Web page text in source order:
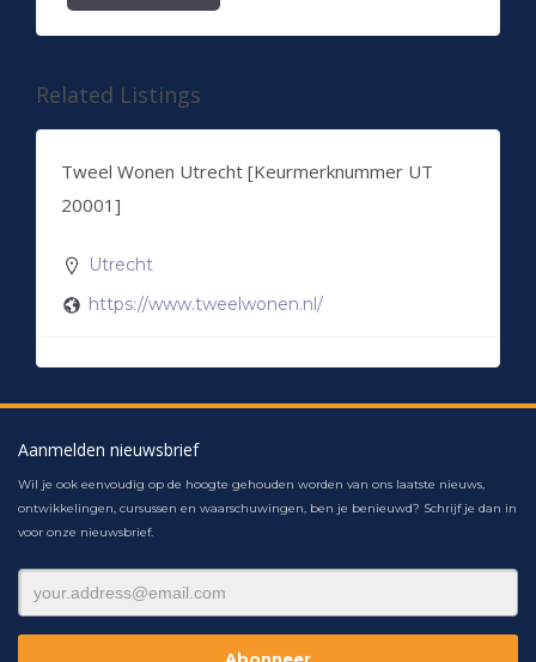
Related Listings
Tweel Wonen Utrecht [Keurmerknummer UT
20001]
Utrecht
https://www.tweelwonen.nl/
Aanmelden nieuwsbrief
Wil je ook eenvoudig op de hoogte gehouden worden van ons laatste nieuws,
ontwikkelingen, cursussen en waarschuwingen, ben je benieuwd? Schrijf je dan in
voor onze nieuwsbrief.